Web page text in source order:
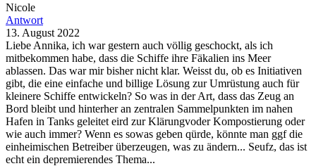
Nicole
Antwort
13. August 2022
Liebe Annika, ich war gestern auch völlig geschockt, als ich
mitbekommen habe, dass die Schiffe ihre Fäkalien ins Meer
ablassen. Das war mir bisher nicht klar. Weisst du, ob es Initiativen
gibt, die eine einfache und billige Lösung zur Umrüstung auch für
kleinere Schiffe entwickeln? So was in der Art, dass das Zeug an
Bord bleibt und hinterher an zentralen Sammelpunkten im nahen
Hafen in Tanks geleitet eird zur Klärungvoder Kompostierung oder
wie auch immer? Wenn es sowas geben qürde, könnte man ggf die
einheimischen Betreiber überzeugen, was zu ändern... Seufz, das ist
echt ein depremierendes Thema...